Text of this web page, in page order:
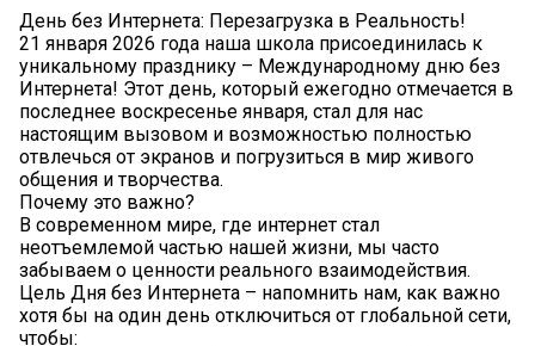
День без Интернета: Перезагрузка в Реальность!
21 января 2026 года наша школа присоединилась к
уникальному празднику – Международному дню без
Интернета! Этот день, который ежегодно отмечается в
последнее воскресенье января, стал для нас
настоящим вызовом и возможностью полностью
отвлечься от экранов и погрузиться в мир живого
общения и творчества.
Почему это важно?
В современном мире, где интернет стал
неотъемлемой частью нашей жизни, мы часто
забываем о ценности реального взаимодействия.
Цель Дня без Интернета – напомнить нам, как важно
хотя бы на один день отключиться от глобальной сети,
чтобы: